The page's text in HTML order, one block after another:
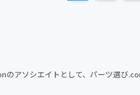
のアソシエイトとして、パーツ選び